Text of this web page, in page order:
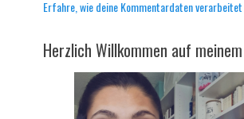
Erfahre, wie deine Kommentardaten verarbeitet
Herzlich Willkommen auf